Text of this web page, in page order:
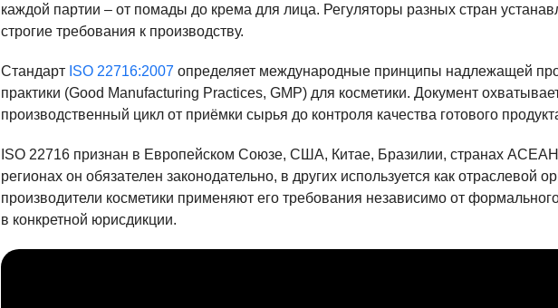
каждой партии – от помады до крема для лица. Регуляторы разных стран
строгие требования к производству.
Стандарт ISO 22716:2007 определяет международные принципы надлежащей
практики (Good Manufacturing Practices, GMP) для косметики. Документ
производственный цикл от приёмки сырья до контроля качества готового
ISO 22716 признан в Европейском Союзе, США, Китае, Бразилии, странах
регионах он обязателен законодательно, в других используется как отраслевой
производители косметики применяют его требования независимо от
в конкретной юрисдикции.